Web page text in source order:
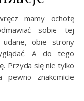
sobie tej
udane, obie strony
A do tego
Przyda się nie tylko
znakomicie